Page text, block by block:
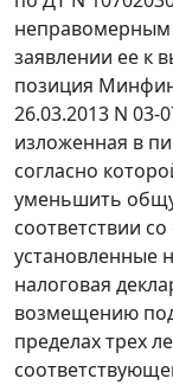
неправомерным
заявлении ее к
позиция
26.03.2013 N
изложенная в
согласно
уменьшить
соответствии
установленные
налоговая
возмещению
пределах трех